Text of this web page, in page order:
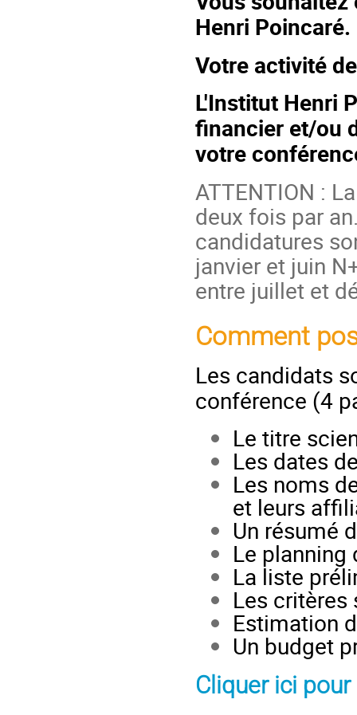
Henri Poincaré.
Votre activité
L'Institut Henri
financier et/ou
votre
ATTENTION :
deux fois par
candidatures
janvier et juin
entre juillet et
Comment
Les candidats
conférence (4
Le titre
Les dates
Les noms
et leurs
Un résumé
Le planning
La liste
Les
Estimation
Un budget
Cliquer ici